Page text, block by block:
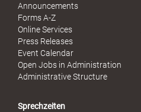
s
Announcements
Forms A-Z
Online Services
Press Releases
Event Calendar
Open Jobs in Administration
Administrative Structure
Sprechzeiten